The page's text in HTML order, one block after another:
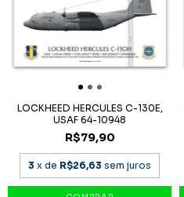
LOCKHEED HERCULES C-130E,
USAF 64-10948
R$79,90
3 x de R$26,63 sem juros